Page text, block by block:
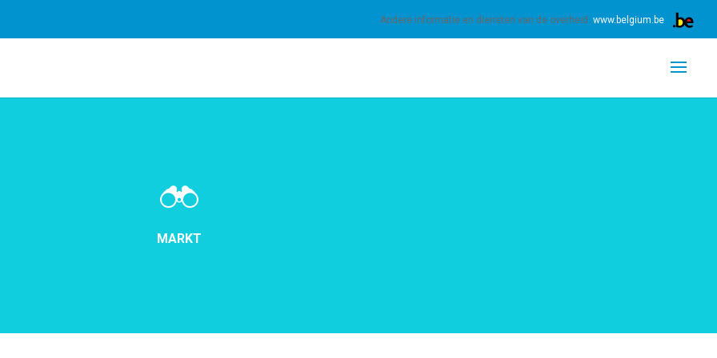
Andere informatie en diensten van de overheid:www.belgium.be
MARKT
gebruik te maken van onze diensten, gaat u akkoord met ons gebruik van cookies. Meer informatie OK